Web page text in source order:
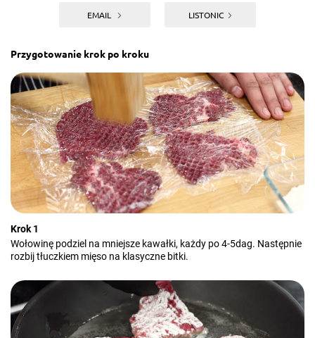
EMAIL LISTONIC
Przygotowanie krok po kroku
Krok 1
Wołowinę podziel na mniejsze kawałki, każdy po 4-5dag. Następnie
rozbij tłuczkiem mięso na klasyczne bitki.